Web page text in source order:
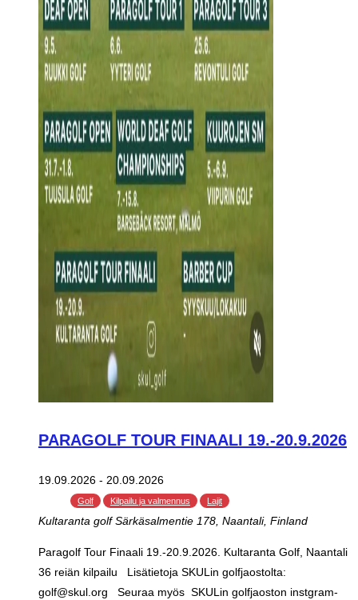
PARAGOLF TOUR FINAALI 19.-20.9.2026
19.09.2026 - 20.09.2026
Golf Kilpailu ja valmennus Lajit
Kultaranta golfSärkäsalmentie 178, Naantali, Finland
Paragolf Tour Finaali 19.-20.9.2026. Kultaranta Golf, Naantali
36 reiän kilpailu Lisätietoja SKULin golfjaostolta:
golf@skul.org Seuraa myös SKULin golfjaoston instgram-